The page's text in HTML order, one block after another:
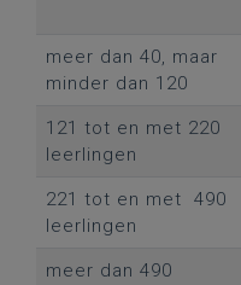
meer dan 40, maar
minder dan 120
121 tot en met 220
leerlingen
221 tot en met 490
leerlingen
meer dan 490